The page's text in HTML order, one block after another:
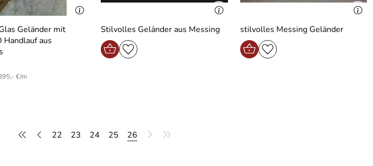
Geländer mit
Handlauf aus
€/m
Stilvolles Geländer aus Messing stilvolles Messing Geländer
22 23 24 25 26